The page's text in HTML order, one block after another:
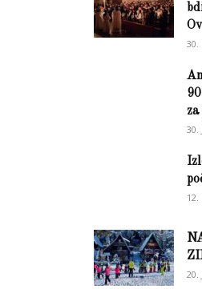
30.
30.
12.
20.